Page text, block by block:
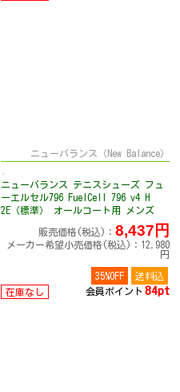
ニューバランス（New Balance）
ニューバランス テニスシューズ フュ
ーエルセル796 FuelCell 796 v4 H
2E（標準） オールコート用 メンズ
販売価格(税込)： 8,437円
メーカー希望小売価格(税込)：12,980
円
35%OFF
送料込
在庫なし
会員ポイント 84pt